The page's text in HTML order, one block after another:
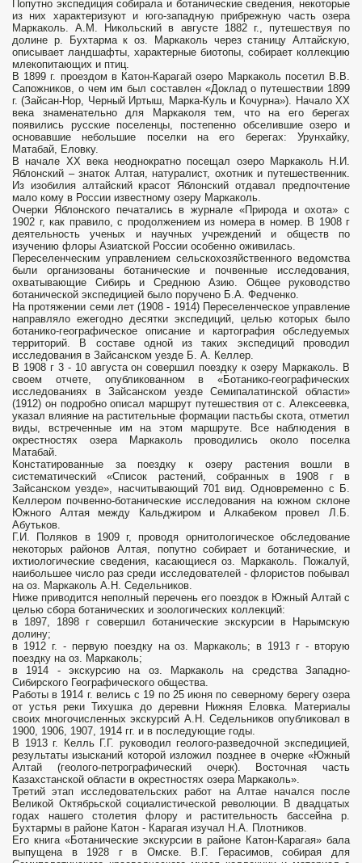
Попутно экспедиция собирала и ботанические сведения, некоторые
из них характеризуют и юго-западную прибрежную часть озера
Маркаколь. А.М. Никольский в августе 1882 г., путешествуя по
долине р. Бухтарма к оз. Маркаколь через станицу Алтайскую,
описывает ландшафты, характерные биотопы, собирает коллекцию
млекопитающих и птиц.
В 1899 г. проездом в Катон-Карагай озеро Маркаколь посетил В.В.
Сапожников, о чем им был составлен «Доклад о путешествии 1899
г. (Зайсан-Нор, Черный Иртыш, Марка-Куль и Кочурна»). Начало ХХ
века знаменательно для Маркаколя тем, что на его берегах
появились русские поселенцы, постепенно обселившие озеро и
основавшие небольшие поселки на его берегах: Урунхайку,
Матабай, Еловку.
В начале ХХ века неоднократно посещал озеро Маркаколь Н.И.
Яблонский – знаток Алтая, натуралист, охотник и путешественник.
Из изобилия алтайский красот Яблонский отдавал предпочтение
мало кому в России известному озеру Маркаколь.
Очерки Яблонского печатались в журнале «Природа и охота» с
1902 г, как правило, с продолжением из номера в номер. В 1908 г
деятельность ученых и научных учреждений и обществ по
изучению флоры Азиатской России особенно оживилась.
Переселенческим управлением сельскохозяйственного ведомства
были организованы ботанические и почвенные исследования,
охватывающие Сибирь и Среднюю Азию. Общее руководство
ботанической экспедицией было поручено Б.А. Федченко.
На протяжении семи лет (1908 - 1914) Переселенческое управление
направляло ежегодно десятки экспедиций, целью которых было
ботанико-географическое описание и картография обследуемых
территорий. В составе одной из таких экспедиций проводил
исследования в Зайсанском уезде Б. А. Келлер.
В 1908 г 3 - 10 августа он совершил поездку к озеру Маркаколь. В
своем отчете, опубликованном в «Ботанико-географических
исследованиях в Зайсанском уезде Семипалатинской области»
(1912) он подробно описал маршрут путешествия от с. Алексеевка,
указал влияние на растительные формации пастьбы скота, отметил
виды, встреченные им на этом маршруте. Все наблюдения в
окрестностях озера Маркаколь проводились около поселка
Матабай.
Констатированные за поездку к озеру растения вошли в
систематический «Список растений, собранных в 1908 г в
Зайсанском уезде», насчитывающий 701 вид. Одновременно с Б.
Келлером почвенно-ботанические исследования на южном склоне
Южного Алтая между Кальджиром и Алкабеком провел Л.Б.
Абутьков.
Г.И. Поляков в 1909 г, проводя орнитологическое обследование
некоторых районов Алтая, попутно собирает и ботанические, и
ихтиологические сведения, касающиеся оз. Маркаколь. Пожалуй,
наибольшее число раз среди исследователей - флористов побывал
на оз. Маркаколь А.Н. Седельников.
Ниже приводится неполный перечень его поездок в Южный Алтай с
целью сбора ботанических и зоологических коллекций:
в 1897, 1898 г совершил ботанические экскурсии в Нарымскую
долину;
в 1912 г. - первую поездку на оз. Маркаколь; в 1913 г - вторую
поездку на оз. Маркаколь;
в 1914 - экскурсию на оз. Маркаколь на средства Западно-
Сибирского Географического общества.
Работы в 1914 г. велись с 19 по 25 июня по северному берегу озера
от устья реки Тихушка до деревни Нижняя Еловка. Материалы
своих многочисленных экскурсий А.Н. Седельников опубликовал в
1900, 1906, 1907, 1914 гг. и в последующие годы.
В 1913 г. Келль Г.Г. руководил геолого-разведочной экспедицией,
результаты изысканий которой изложил позднее в очерке «Южный
Алтай (геолого-петрографический очерк). Восточная часть
Казахстанской области в окрестностях озера Маркаколь».
Третий этап исследовательских работ на Алтае начался после
Великой Октябрьской социалистической революции. В двадцатых
годах нашего столетия флору и растительность бассейна р.
Бухтармы в районе Катон - Карагая изучал Н.А. Плотников.
Его книга «Ботанические экскурсии в районе Катон-Карагая» бала
выпущена в 1928 г в Омске. В.Г. Герасимов, собирая для